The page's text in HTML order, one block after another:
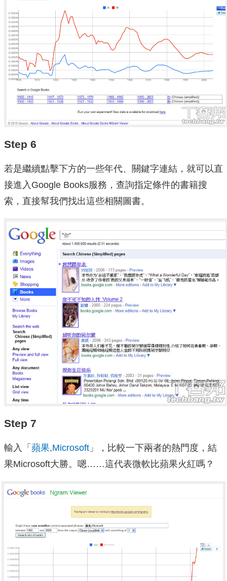
Step 6
若是繼續點擊下方的一些年代、關鍵字連結，就可以直
接進入Google Books服務，查詢指定條件的書籍搜
索，直接幫我們找出這些相關圖書。
Step 7
輸入「 蘋果,Microsoft 」，比較一下兩者的熱門度，結
果Microsoft大勝。嗯……這代表微軟比蘋果火紅嗎？